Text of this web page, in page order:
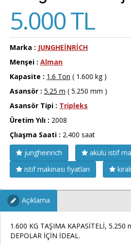
5.000 TL
Marka : JUNGHEİNRİCH
Menşei : Alman
Kapasite : 1.6 Ton ( 1.600 kg )
Asansör : 5.25 m ( 5.250 mm )
Asansör Tipi : Tripleks
Üretim Yılı : 2008
Çlıaşma Saati : 2.400 saat
jungheinrich
akülü istif
istif makinası fiyatları
Açıklama
1.600 KG TAŞIMA KAPASİTELİ, 5.250
DEPOLAR İÇİN İDEAL.